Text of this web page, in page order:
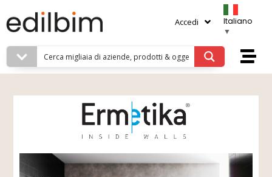
Accedi
Italiano
▼